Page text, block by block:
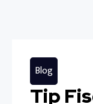
Blog
Tip